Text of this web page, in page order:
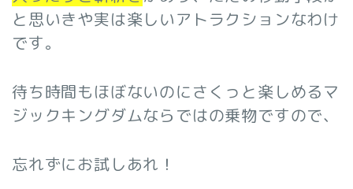
と思いきや実は楽しいアトラクションなわけ
です。
待ち時間もほぼないのにさくっと楽しめるマ
ジックキングダムならではの乗物ですので、
忘れずにお試しあれ！